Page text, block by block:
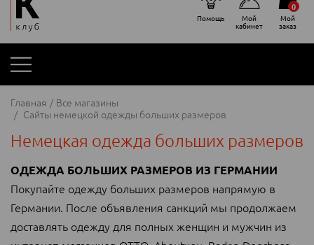
Помощь Мой
кабинет
Мой
заказ
0
Главная
Все магазины
Сайты немецкой одежды больших размеров
Немецкая одежда больших размеров
ОДЕЖДА БОЛЬШИХ РАЗМЕРОВ ИЗ ГЕРМАНИИ
Покупайте одежду больших размеров напрямую в
Германии. После объявления санкций мы продолжаем
доставлять одежду для полных женщин и мужчин из